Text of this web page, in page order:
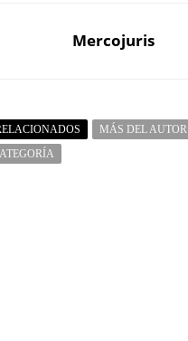
Mercojuris
MÁS DEL AUTOR